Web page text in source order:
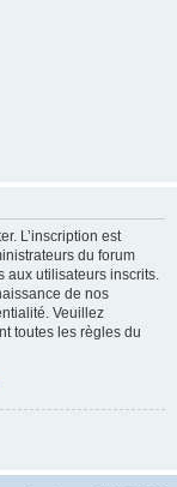
L’inscription est
du forum
utilisateurs inscrits.
de nos
Veuillez
toutes les règles du